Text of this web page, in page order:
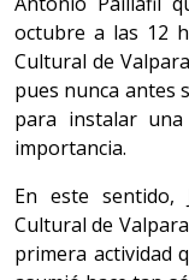
octubre a las 12
Cultural de
pues nunca antes
para instalar
importancia.
En este sentido,
Cultural de
primera actividad